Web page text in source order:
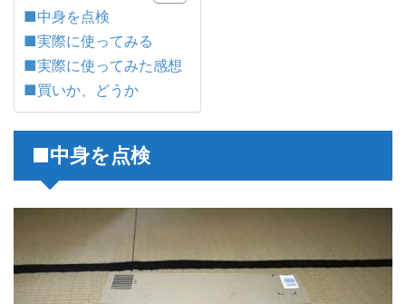
■中身を点検
■実際に使ってみる
■実際に使ってみた感想
■買いか、どうか
■中身を点検